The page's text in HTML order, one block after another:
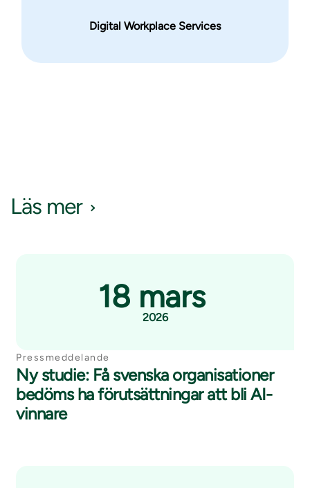
Digital Workplace Services
Läs mer
18 mars
2026
Pressmeddelande
Ny studie: Få svenska organisationer
bedöms ha förutsättningar att bli AI-
vinnare